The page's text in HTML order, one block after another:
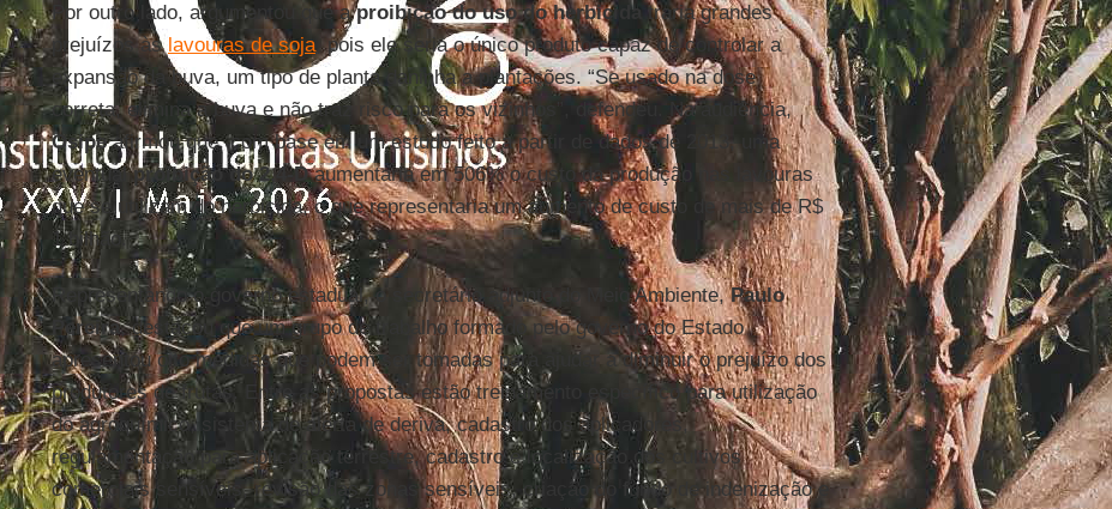
Por outro lado, argumentou que aproibição do uso do herbicida traria grandes
prejuízos àslavouras de soja, pois ele seria o único produto capaz de controlar a
expansão da buva, um tipo de planta daninha a plantações. “Se usado na dose
correta, elimina a buva e não traz risco para os vizinhos”, defendeu. Na audiência,
Osipeafirmou que, com base em um estudo feito a partir de dados de 2013, uma
eventualproibição do 2,4-Daumentaria em 506% o custo da produção nas lavouras
que se utilizam do herbicida, o que representaria um aumento de custo de mais de R$
1 bilhão.
Representando o governo estadual, o secretário adjunto do Meio Ambiente,Paulo
Pereira, destacou que um grupo de trabalho formado pelo governo do Estado
apresentou oito medidas que podem ser tomadas para ajudar a diminuir o prejuízo dos
produtores de frutas. Entre as propostas estão treinamento específico para utilização
do agroquímico, sistema de alerta de deriva, cadastro dos aplicadores,
regulamentação para aplicação terrestre, cadastro e localização dos cultivos
comerciais sensíveis, revisão das zonas sensíveis, criação do fundo de indenização e